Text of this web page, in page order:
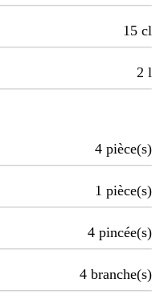
15 cl
2 l
4 pièce(s)
1 pièce(s)
4 pincée(s)
4 branche(s)